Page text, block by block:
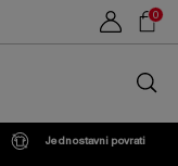
0
trgovini
Jednostavni povrati